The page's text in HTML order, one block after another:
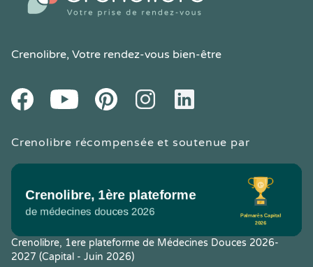
Crenolibre, Votre rendez-vous bien-être
FacebookYoutube PinteresetInstagramLinkedIn
Crenolibre récompensée et soutenue par
Crenolibre, 1ere plateforme de Médecines Douces 2026-
2027 (Capital - Juin 2026)